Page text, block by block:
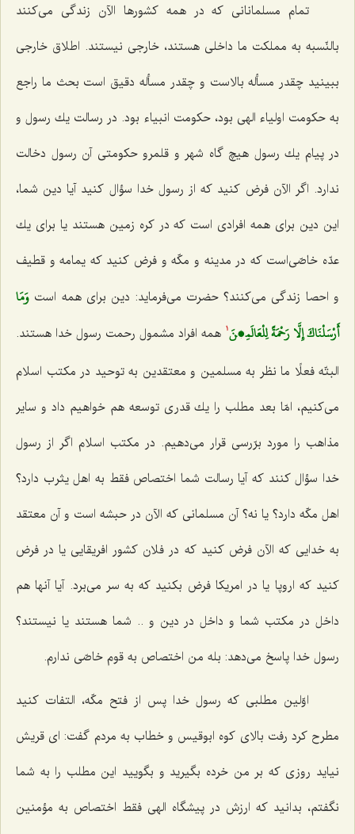
تمام مسلمانانی كه در همه كشورها الآن زندگی می‌كنند
بالنّسبه به مملكت ما داخلی هستند، خارجی نیستند. اطلاق خارجی
ببینید چقدر مسأله بالاست و چقدر مسأله دقیق است بحث ما راجع
به حكومت اولیاء الهی بود، حكومت انبیاء بود. در رسالت یك رسول و
در پیام یك رسول هیچ گاه شهر و قلمرو حكومتی آن رسول دخالت
ندارد. اگر الآن فرض كنید كه از رسول خدا سؤال كنید آیا دین شما،
این دین برای همه افرادی است كه در كره زمین هستند یا برای یك
عدّه خاصّی‌است كه در مدینه و مكّه و فرض كنید كه یمامه و قطیف
و احصا زندگی می‌كنند؟ حضرت می‌فرماید: دین برای همه است وَمَا
أَرْسَلْنَاكَ إِلَّا رَحْمَةً لِلْعَالَمِینَ‌1 همه افراد مشمول رحمت رسول خدا هستند.
البتّه فعلًا ما نظر به مسلمین و معتقدین به توحید در مكتب اسلام
می‌كنیم، امّا بعد مطلب را یك قدری توسعه هم خواهیم داد و سایر
مذاهب را مورد برّرسی قرار می‌دهیم. در مكتب اسلام اگر از رسول
خدا سؤال كنند كه آیا رسالت شما اختصاص فقط به اهل یثرب دارد؟
اهل مكّه دارد؟ یا نه؟ آن مسلمانی كه الآن در حبشه است و آن معتقد
به خدایی كه الآن فرض كنید كه در فلان كشور افریقایی یا در فرض
كنید كه اروپا یا در امریكا فرض بكنید كه به سر می‌برد. آیا آنها هم
داخل در مكتب شما و داخل در دین و .. شما هستند یا نیستند؟
رسول خدا پاسخ می‌دهد: بله من اختصاص به قوم خاصّی ندارم.
اوّلین مطلبی كه رسول خدا پس از فتح مكّه، التفات كنید
مطرح كرد رفت بالای كوه ابوقیس و خطاب به مردم گفت: ای قریش
نیاید روزی كه بر من خرده بگیرید و بگویید این مطلب را به شما
نگفتم، بدانید كه ارزش در پیشگاه الهی فقط اختصاص به مؤمنین